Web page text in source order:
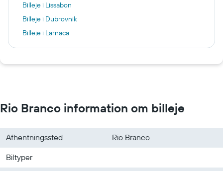
Billeje i Lissabon
Billeje i Dubrovnik
Billeje i Larnaca
Billeje i Riga
Rio Branco information om billeje
Afhentningssted
Rio Branco
Biltyper